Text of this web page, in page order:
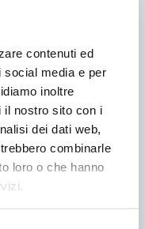
contenuti ed
social media e per
inoltre
il nostro sito con i
dei dati web,
combinarle
loro o che hanno
ITALIANO